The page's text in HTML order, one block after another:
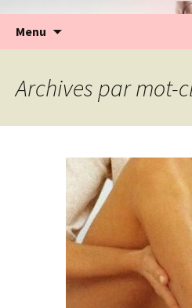
Menu
Archives par mot-